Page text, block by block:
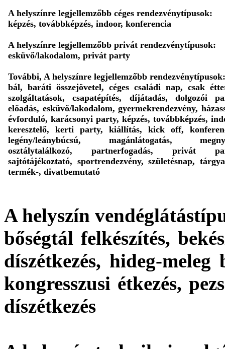
A helyszínre legjellemzőbb céges rendezvénytípusok:
képzés, továbbképzés, indoor, konferencia
A helyszínre legjellemzőbb privát rendezvénytípusok:
esküvő/lakodalom, privát party
További, A helyszínre legjellemzőbb rendezvénytípusok:
bál, baráti összejövetel, céges családi nap, csak
szolgáltatások, csapatépítés, díjátadás, dolgozói
előadás, esküvő/lakodalom, gyermekrendezvény,
évforduló, karácsonyi party, képzés, továbbképzés,
keresztelő, kerti party, kiállítás, kick off,
legény/leánybúcsú, magánlátogatás,
osztálytalálkozó, partnerfogadás, privát
sajtótájékoztató, sportrendezvény, születésnap,
termék-, divatbemutató
A helyszín
bőségtál felkészítés,
díszétkezés, hideg-
kongresszusi étkezés,
díszétkezés